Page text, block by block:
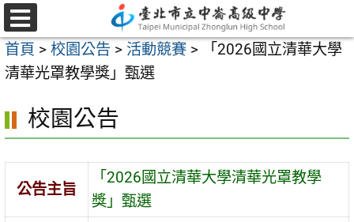
跳
至
主
要
容
選
單
首頁 > 校園公告 > 活動競賽 >
「2026國立清華大學
清華光罩教學獎」甄選
校園公告
公告主旨
「2026國立清華大學清華光罩教學
獎」甄選